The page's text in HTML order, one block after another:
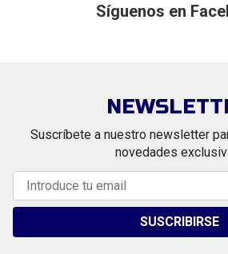
Síguenos en
Suscríbete a nuestro newsletter
novedades
SUSCRIBIRSE